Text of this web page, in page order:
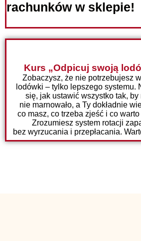
rachunków w sklepie!
Kurs „Odpicuj swoją
Zobaczysz, że nie potrzebujesz
lodówki – tylko lepszego systemu.
się, jak ustawić wszystko tak, by
nie marnowało, a Ty dokładnie
co masz, co trzeba zjeść i co
Zrozumiesz system rotacji
bez wyrzucania i przepłacania.